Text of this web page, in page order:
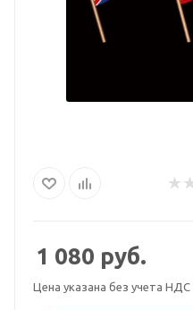
1 080 руб.
Цена указана без учета НДС